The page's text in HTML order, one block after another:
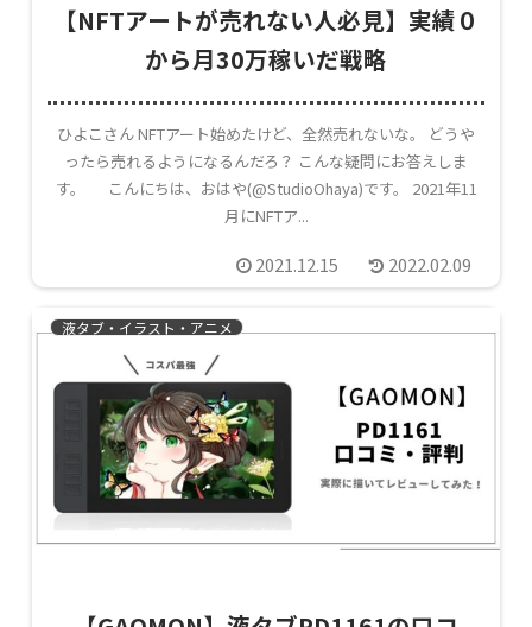
【NFTアートが売れない人必見】実績０
から月30万稼いだ戦略
ひよこさん NFTアート始めたけど、全然売れないな。 どうや
ったら売れるようになるんだろ？ こんな疑問にお答えしま
す。 こんにちは、おはや(@StudioOhaya)です。 2021年11
月にNFTア...
2021.12.15 2022.02.09
液タブ・イラスト・アニメ